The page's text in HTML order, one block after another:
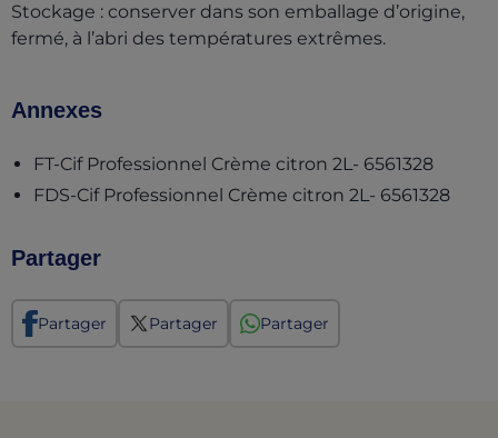
Stockage : conserver dans son emballage d’origine,
fermé, à l’abri des températures extrêmes.
Annexes
FT-Cif Professionnel Crème citron 2L- 6561328(opens
FDS-Cif Professionnel Crème citron 2L- 6561328
Partager
Partager Partager Partager